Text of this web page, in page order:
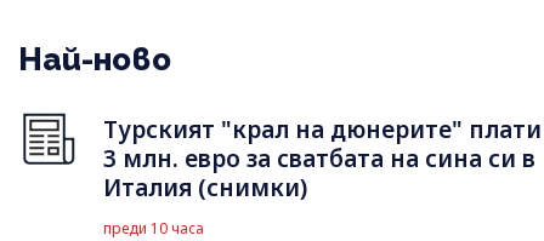
Най-ново
Турският "крал на дюнерите" плати
3 млн. евро за сватбата на сина си в
Италия (снимки)
преди 10 часа